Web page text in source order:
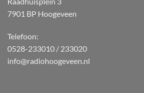
7901 BP Hoogeveen
Telefoon:
0528-233010 / 233020
info@radiohoogeveen.nl